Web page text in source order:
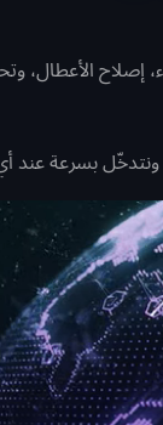
إصلاح
بسرعة عند